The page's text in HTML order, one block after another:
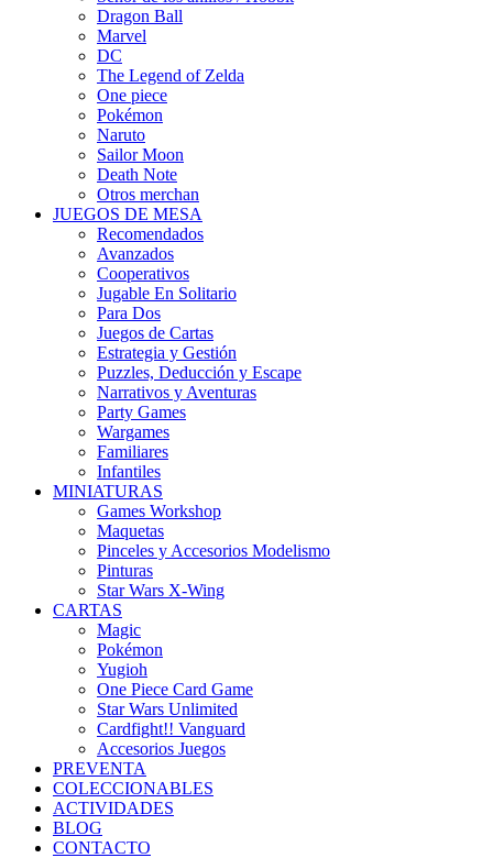
Dragon Ball
Marvel
DC
The Legend of Zelda
One piece
Pokémon
Naruto
Sailor Moon
Death Note
Otros merchan
JUEGOS DE MESA
Recomendados
Avanzados
Cooperativos
Jugable En Solitario
Para Dos
Juegos de Cartas
Estrategia y Gestión
Puzzles, Deducción y Escape
Narrativos y Aventuras
Party Games
Wargames
Familiares
Infantiles
MINIATURAS
Games Workshop
Maquetas
Pinceles y Accesorios Modelismo
Pinturas
Star Wars X-Wing
CARTAS
Magic
Pokémon
Yugioh
One Piece Card Game
Star Wars Unlimited
Cardfight!! Vanguard
Accesorios Juegos
PREVENTA
COLECCIONABLES
ACTIVIDADES
BLOG
CONTACTO